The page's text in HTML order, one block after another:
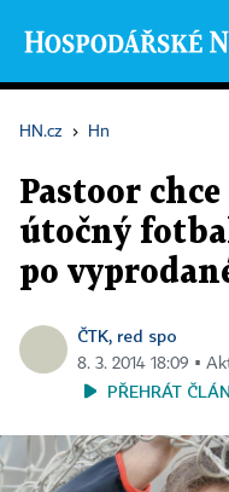
HN.cz › Hn
Pastoor
útočný
po
ČTK, red spo
8. 3. 2014 18:09 ▪
PŘEHRÁT